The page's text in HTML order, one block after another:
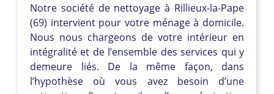
Notre société de nettoyage à Rillieux-la-Pape
(69) intervient pour votre ménage à domicile.
Nous nous chargeons de votre intérieur en
intégralité et de l’ensemble des services qui y
demeure liés. De la même façon, dans
l’hypothèse où vous avez besoin d’une